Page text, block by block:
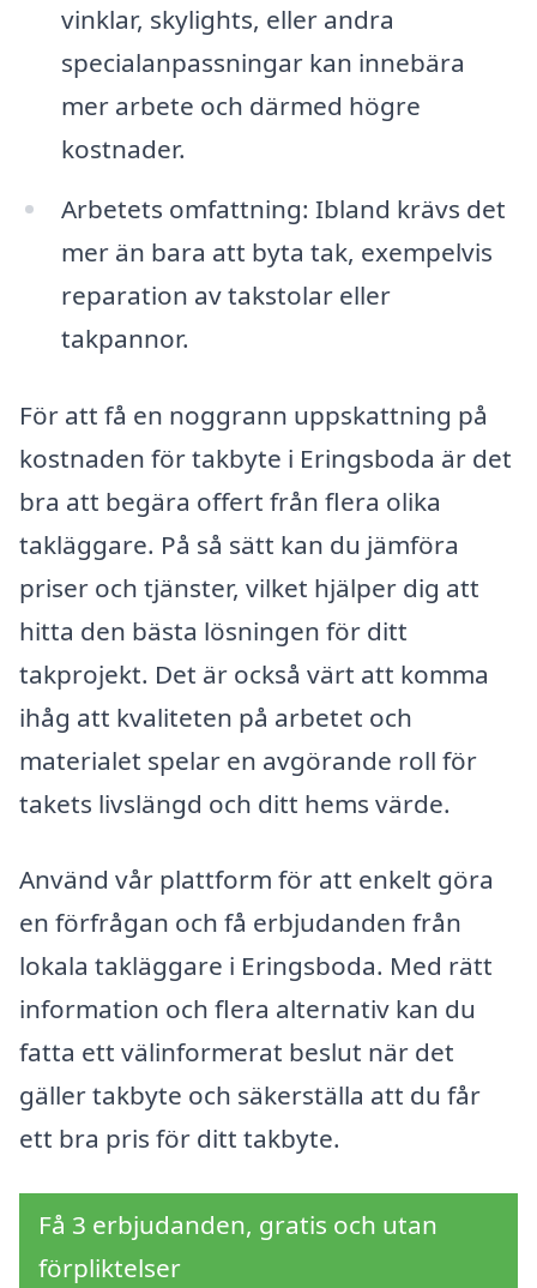
vinklar, skylights, eller andra
specialanpassningar kan innebära
mer arbete och därmed högre
kostnader.
Arbetets omfattning: Ibland krävs det
mer än bara att byta tak, exempelvis
reparation av takstolar eller
takpannor.
För att få en noggrann uppskattning på
kostnaden för takbyte i Eringsboda är det
bra att begära offert från flera olika
takläggare. På så sätt kan du jämföra
priser och tjänster, vilket hjälper dig att
hitta den bästa lösningen för ditt
takprojekt. Det är också värt att komma
ihåg att kvaliteten på arbetet och
materialet spelar en avgörande roll för
takets livslängd och ditt hems värde.
Använd vår plattform för att enkelt göra
en förfrågan och få erbjudanden från
lokala takläggare i Eringsboda. Med rätt
information och flera alternativ kan du
fatta ett välinformerat beslut när det
gäller takbyte och säkerställa att du får
ett bra pris för ditt takbyte.
Få 3 erbjudanden, gratis och utan
förpliktelser